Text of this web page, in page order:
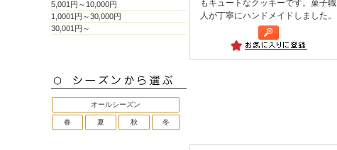
5,001円～10,000円
1,0001円～30,000円
30,001円～
オールシーズン
春 夏 秋 冬
もキュートなクッキーです。菓子職
人が丁寧にハンドメイドしました。